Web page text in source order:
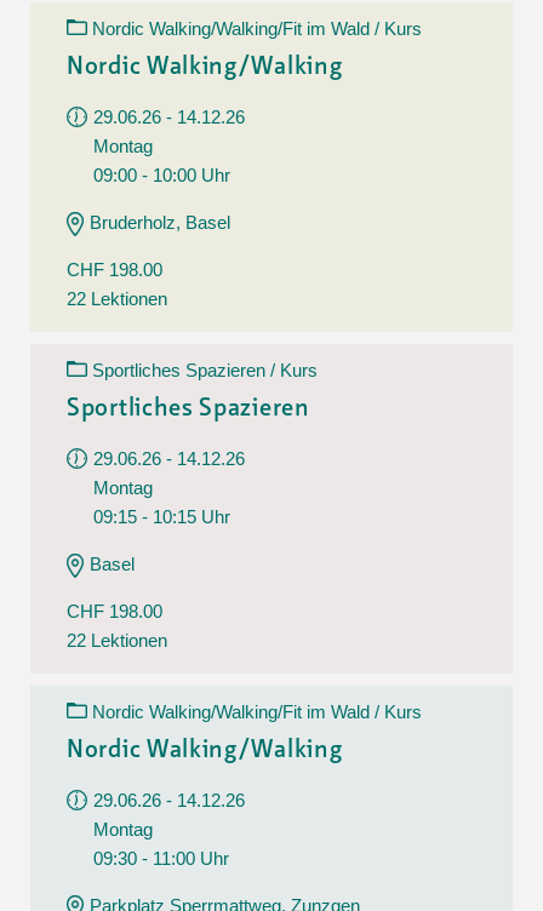
Nordic Walking/Walking/Fit im Wald / Kurs
Nordic Walking/Walking
29.06.26 - 14.12.26
Montag
09:00 - 10:00 Uhr
Bruderholz, Basel
CHF 198.00
22 Lektionen
Sportliches Spazieren / Kurs
Sportliches Spazieren
29.06.26 - 14.12.26
Montag
09:15 - 10:15 Uhr
Basel
CHF 198.00
22 Lektionen
Nordic Walking/Walking/Fit im Wald / Kurs
Nordic Walking/Walking
29.06.26 - 14.12.26
Montag
09:30 - 11:00 Uhr
Parkplatz Sperrmattweg, Zunzgen